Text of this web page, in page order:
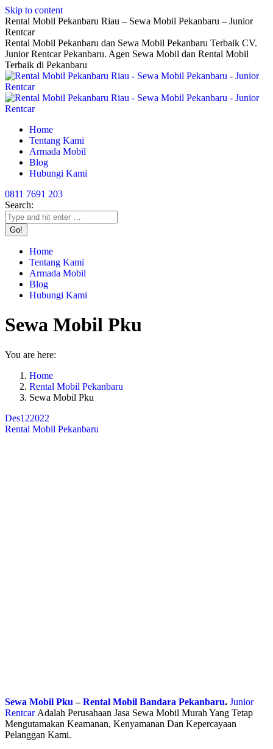
Skip to content
Rental Mobil Pekanbaru Riau – Sewa Mobil Pekanbaru – Junior
Rentcar
Rental Mobil Pekanbaru dan Sewa Mobil Pekanbaru Terbaik CV.
Junior Rentcar Pekanbaru. Agen Sewa Mobil dan Rental Mobil
Terbaik di Pekanbaru
Home
Tentang Kami
Armada Mobil
Blog
Hubungi Kami
0811 7691 203
Search:
Home
Tentang Kami
Armada Mobil
Blog
Hubungi Kami
Sewa Mobil Pku
You are here:
Home
Rental Mobil Pekanbaru
Sewa Mobil Pku
Des122022
Rental Mobil Pekanbaru
Sewa Mobil Pku –Rental Mobil Bandara Pekanbaru. Junior
RentcarAdalah Perusahaan Jasa Sewa Mobil Murah Yang Tetap
Mengutamakan Keamanan, Kenyamanan Dan Kepercayaan
Pelanggan Kami.